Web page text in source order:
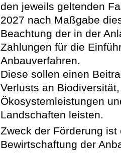
den jeweils geltenden
2027 nach Maßgabe
Beachtung der in der
Zahlungen für die
Anbauverfahren.
Diese sollen einen
Verlusts an
Ökosystemleistungen
Landschaften leisten.
Zweck der Förderung
Bewirtschaftung der